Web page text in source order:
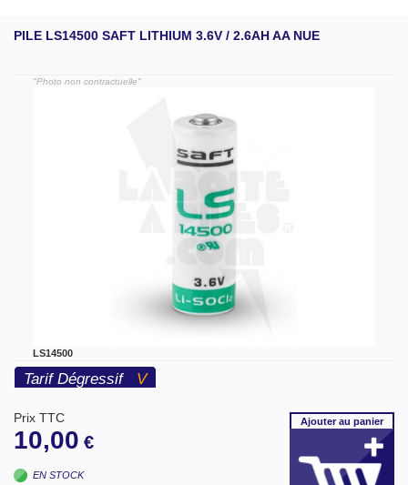
PILE LS14500 SAFT LITHIUM 3.6V / 2.6AH AA NUE
"Photo non contractuelle"
LS14500
Tarif Dégressif V
Prix TTC
10,00 €
EN STOCK
Ajouterau panier